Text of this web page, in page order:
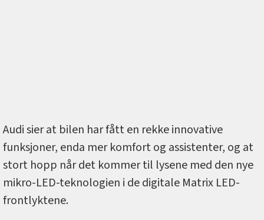
Audi sier at bilen har fått en rekke innovative
funksjoner, enda mer komfort og assistenter, og at
stort hopp når det kommer til lysene med den nye
mikro-LED-teknologien i de digitale Matrix LED-
frontlyktene.